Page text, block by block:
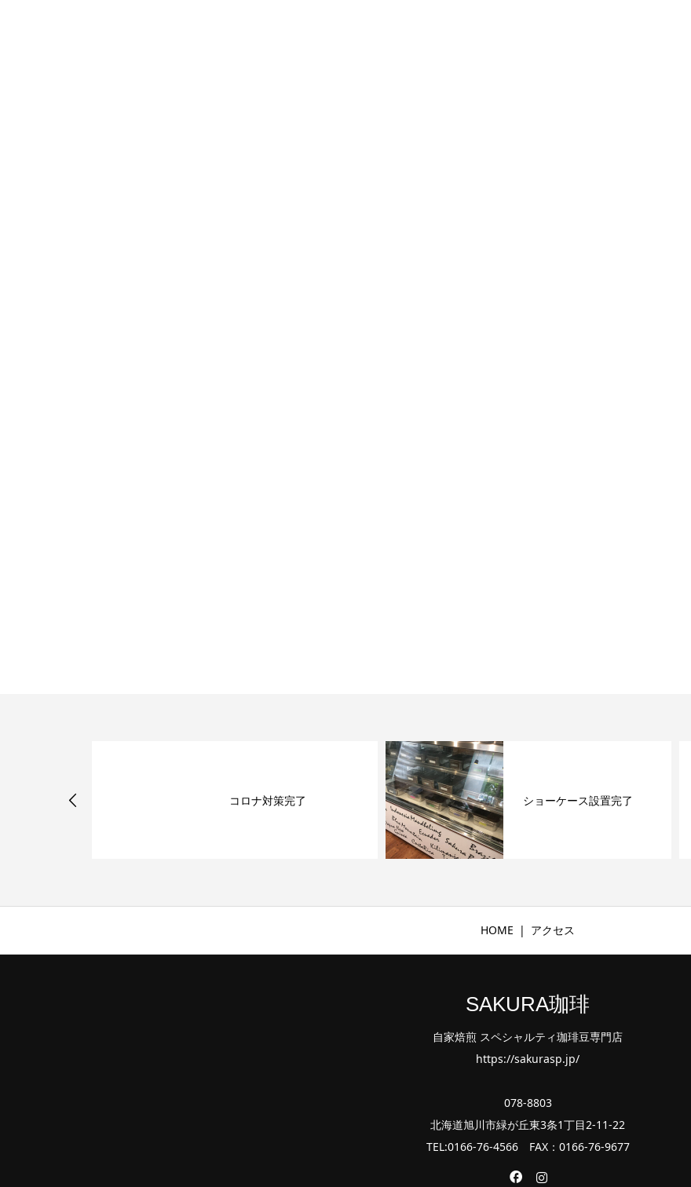
コロナ対策完了 ショーケース設置完了
HOME アクセス
SAKURA珈琲
自家焙煎 スペシャルティ珈琲豆専門店
https://sakurasp.jp/
078-8803
北海道旭川市緑が丘東3条1丁目2-11-22
TEL:0166-76-4566 FAX：0166-76-9677